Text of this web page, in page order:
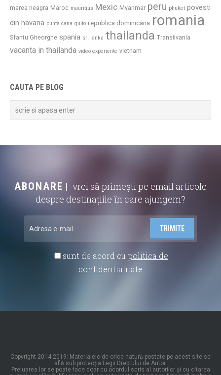
marea neagra Maroc mauritius Mexic Myanmar peru phuket povesti
din havana punta cana quito republica dominicana romania
Sfantu Gheorghe spania sri lanka thailanda Transilvania
vacanta in thailanda video experiente vietnam
CAUTA PE BLOG
ABONARE
vrei să primești pe email articole
despre destinațiile în care ajungem?
sunt de acord cu politica de
confidentialitate
Copyright 2014-2019: Materialele de orice natură postate pe acest site se
află sub protecția Legii Dreptului de Autor.
Preluarea lor se poate face doar cu acordul scris al autorilor și cu citarea